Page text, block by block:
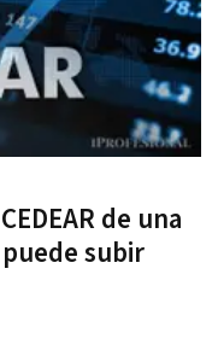
de una
subir